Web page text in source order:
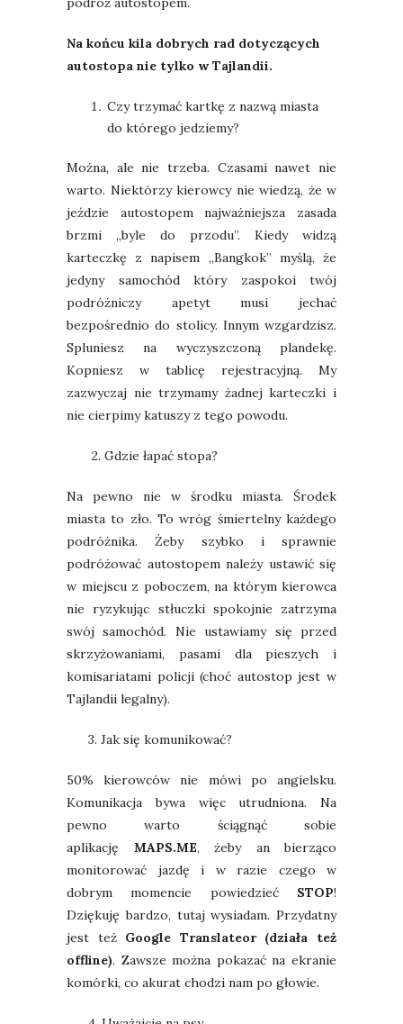
Na końcu kila dobrych rad dotyczących
autostopa nie tylko w Tajlandii.
Czy trzymać kartkę z nazwą miasta
do którego jedziemy?
Można, ale nie trzeba. Czasami nawet nie
warto. Niektórzy kierowcy nie wiedzą, że w
jeździe autostopem najważniejsza zasada
brzmi „byle do przodu”. Kiedy widzą
karteczkę z napisem „Bangkok” myślą, że
jedyny samochód który zaspokoi twój
podróżniczy apetyt musi jechać
bezpośrednio do stolicy. Innym wzgardzisz.
Spluniesz na wyczyszczoną plandekę.
Kopniesz w tablicę rejestracyjną. My
zazwyczaj nie trzymamy żadnej karteczki i
nie cierpimy katuszy z tego powodu.
2. Gdzie łapać stopa?
Na pewno nie w środku miasta. Środek
miasta to zło. To wróg śmiertelny każdego
podróżnika. Żeby szybko i sprawnie
podróżować autostopem należy ustawić się
w miejscu z poboczem, na którym kierowca
nie ryzykując stłuczki spokojnie zatrzyma
swój samochód. Nie ustawiamy się przed
skrzyżowaniami, pasami dla pieszych i
komisariatami policji (choć autostop jest w
Tajlandii legalny).
3. Jak się komunikować?
50% kierowców nie mówi po angielsku.
Komunikacja bywa więc utrudniona. Na
pewno warto ściągnąć sobie
aplikację MAPS.ME, żeby an bierząco
monitorować jazdę i w razie czego w
dobrym momencie powiedzieć STOP!
Dziękuję bardzo, tutaj wysiadam. Przydatny
jest też Google Translateor (działa też
offline). Zawsze można pokazać na ekranie
komórki, co akurat chodzi nam po głowie.